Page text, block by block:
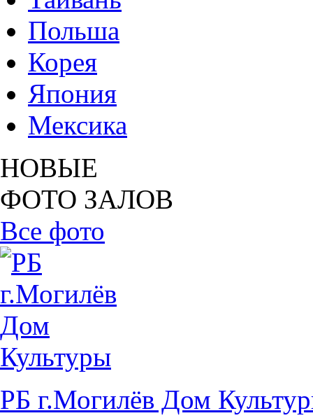
Польша
Корея
Япония
Мексика
НОВЫЕ
ФОТО ЗАЛОВ
Все фото
РБ г.Могилёв Дом